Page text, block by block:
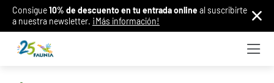
Consigue10% de descuento en tu entrada onlineal suscribirte
a nuestra newsletter. ¡Más información!